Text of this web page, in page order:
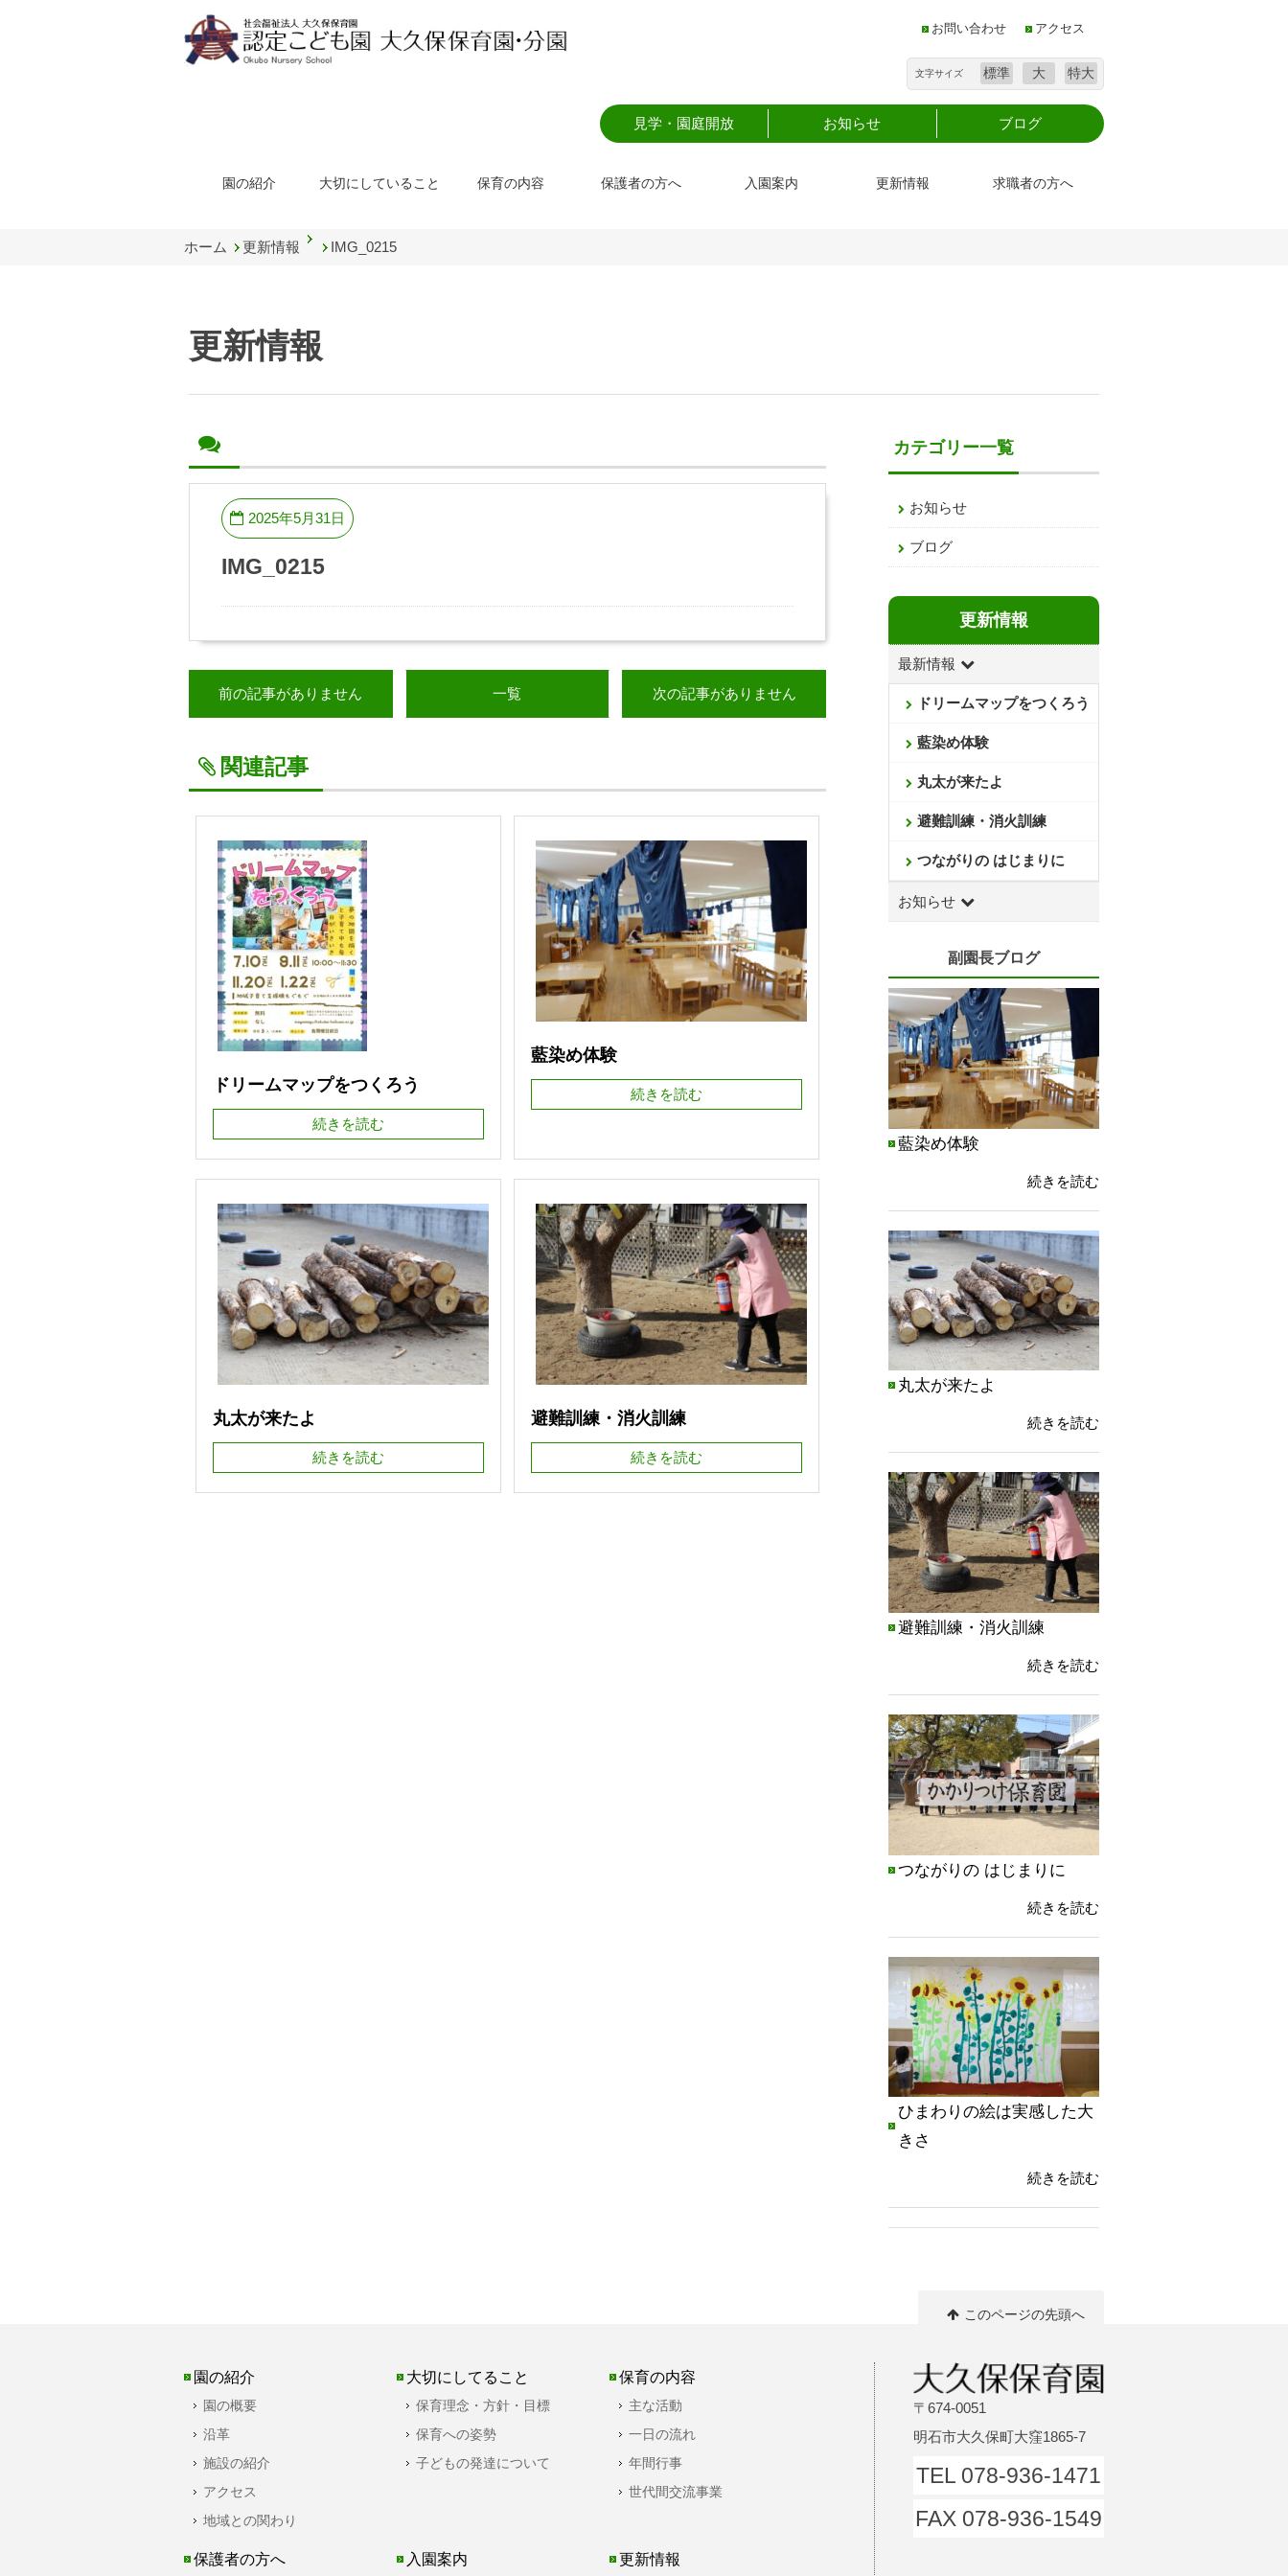
お問い合わせ アクセス
文字サイズ 標準 大 特大
見学・園庭開放 お知らせ ブログ
園の紹介 大切にしていること 保育の内容 保護者の方へ 入園案内 更新情報 求職者の方へ
ホーム 更新情報 IMG_0215
更新情報
2025年5月31日
IMG_0215
前の記事がありません 一覧 次の記事がありません
関連記事
ドリームマップをつくろう
続きを読む
藍染め体験
続きを読む
丸太が来たよ
続きを読む
避難訓練・消火訓練
続きを読む
カテゴリー一覧
お知らせ
ブログ
更新情報
最新情報
ドリームマップをつくろう
藍染め体験
丸太が来たよ
避難訓練・消火訓練
つながりの はじまりに
お知らせ
副園長ブログ
藍染め体験
続きを読む
丸太が来たよ
続きを読む
避難訓練・消火訓練
続きを読む
つながりの はじまりに
続きを読む
ひまわりの絵は実感した大
きさ
続きを読む
このページの先頭へ
園の紹介
園の概要
沿革
施設の紹介
アクセス
地域との関わり
大切にしてること
保育理念・方針・目標
保育への姿勢
子どもの発達について
保育の内容
主な活動
一日の流れ
年間行事
世代間交流事業
保護者の方へ 入園案内 更新情報
〒674-0051
明石市大久保町大窪1865-7
TEL 078-936-1471
FAX 078-936-1549